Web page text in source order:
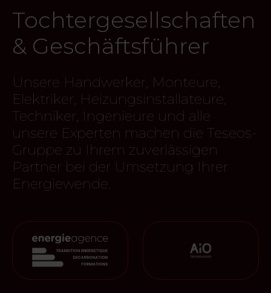
Tochtergesellschaften
& Geschäftsführer
Unsere Handwerker, Monteure,
Elektriker, Heizungsinstallateure,
Techniker, Ingenieure und alle
unsere Experten machen die Teseos-
Gruppe zu Ihrem zuverlässigen
Partner bei der Umsetzung Ihrer
Energiewende.